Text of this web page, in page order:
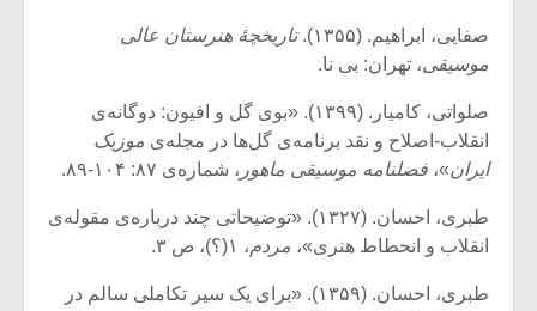
صفایی، ابراهیم. (۱۳۵۵).
تاریخچۀ هنرستان عالی
موسیقی، تهران: بی نا.
صلواتی، کامیار. (۱۳۹۹). «بوی گل و افیون: دوگانه‌ی
انقلاب-اصلاح و نقد برنامه‌ی گل‌ها در مجله‌ی موزیک
ایران»، فصلنامه موسیقی ماهور ، شماره‌ی ۸۷: ۱۰۴-۸۹.
طبری، احسان. (۱۳۲۷). «توضیحاتی چند درباره‌ی مقوله‌ی
انقلاب و انحطاط هنری»، مردم، ۱(؟)، ص ۳.
طبری، احسان. (۱۳۵۹). «برای یک سیر تکاملی سالم در